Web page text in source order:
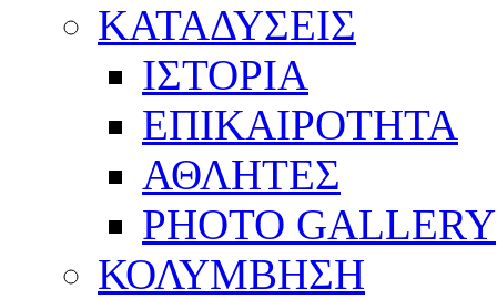
ΚΑΤΑΔΥΣΕΙΣ
ΙΣΤΟΡΙΑ
ΕΠΙΚΑΙΡΟΤΗΤΑ
ΑΘΛΗΤΕΣ
PHOTO GALLERY
ΚΟΛΥΜΒΗΣΗ